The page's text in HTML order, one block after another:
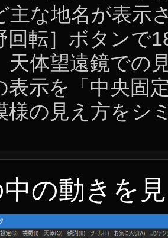
主な地名が表示
回転］ボタンで
天体望遠鏡での
表示を「中央固
様の見え方をシ
の動きを